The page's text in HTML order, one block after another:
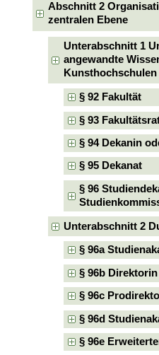
Abschnitt 2
zentralen Ebene
Unterabschnitt 1
angewandte
Kunsthochschulen
§ 92 Fakultät
§ 93
§ 94 Dekanin
§ 95 Dekanat
§ 96
Unterabschnitt 2
§ 96a
§ 96b
§ 96c
§ 96d
§ 96e